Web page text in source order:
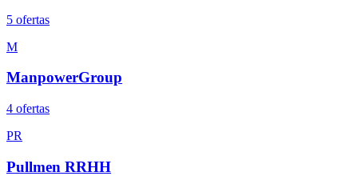
5 ofertas
M
ManpowerGroup
4 ofertas
PR
Pullmen RRHH